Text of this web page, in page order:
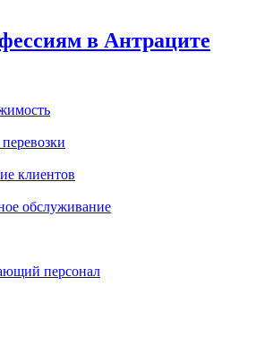
в Антраците
клиентов
обслуживание
персонал